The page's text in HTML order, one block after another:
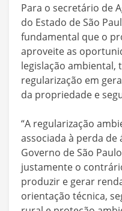
Para o secretário de
do Estado de São
fundamental que o
aproveite as
legislação ambiental,
regularização em
da propriedade e
“A regularização
associada à perda
Governo de São
justamente o
produzir e gerar
orientação técnica,